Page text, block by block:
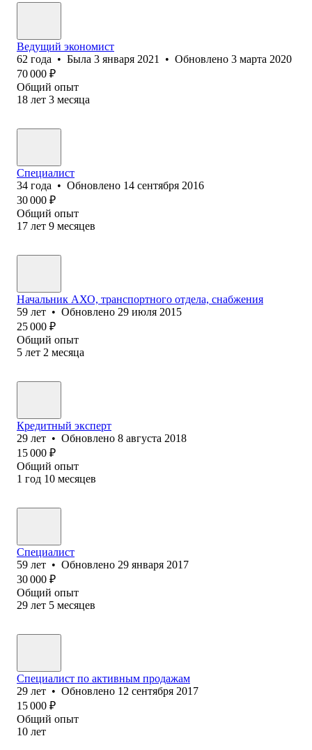
Ведущий экономист
62 года • Была 3 января 2021 • Обновлено 3 марта 2020
70 000 ₽
Общий опыт
18 лет 3 месяца
Специалист
34 года • Обновлено 14 сентября 2016
30 000 ₽
Общий опыт
17 лет 9 месяцев
Начальник АХО, транспортного отдела, снабжения
59 лет • Обновлено 29 июля 2015
25 000 ₽
Общий опыт
5 лет 2 месяца
Кредитный эксперт
29 лет • Обновлено 8 августа 2018
15 000 ₽
Общий опыт
1 год 10 месяцев
Специалист
59 лет • Обновлено 29 января 2017
30 000 ₽
Общий опыт
29 лет 5 месяцев
Специалист по активным продажам
29 лет • Обновлено 12 сентября 2017
15 000 ₽
Общий опыт
10 лет